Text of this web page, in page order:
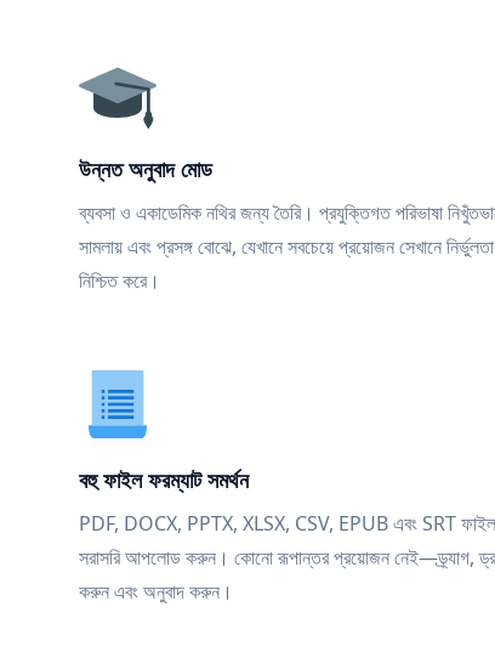
উন্নত অনুবাদ মোড
ব্যবসা ও একাডেমিক নথির জন্য তৈরি। প্রযুক্তিগত পরিভাষা
সামলায় এবং প্রসঙ্গ বোঝে, যেখানে সবচেয়ে প্রয়োজন সেখানে নির্ভুলতা
নিশ্চিত করে।
বহু ফাইল ফরম্যাট সমর্থন
PDF, DOCX, PPTX, XLSX, CSV, EPUB এবং SRT ফাইল
সরাসরি আপলোড করুন। কোনো রূপান্তর প্রয়োজন নেই—ড্র্যাগ,
করুন এবং অনুবাদ করুন।